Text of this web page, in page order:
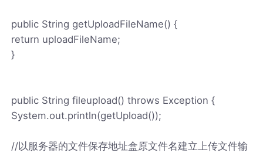
public String getUploadFileName() {
return uploadFileName;
}
public String fileupload() throws Exception {
System.out.println(getUpload());
//以服务器的文件保存地址盒原文件名建立上传文件输